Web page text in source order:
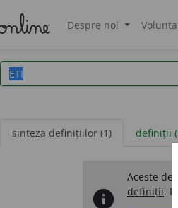
Despre noi
sinteza definițiilor (1) definiții
info
Aceste
definiții.